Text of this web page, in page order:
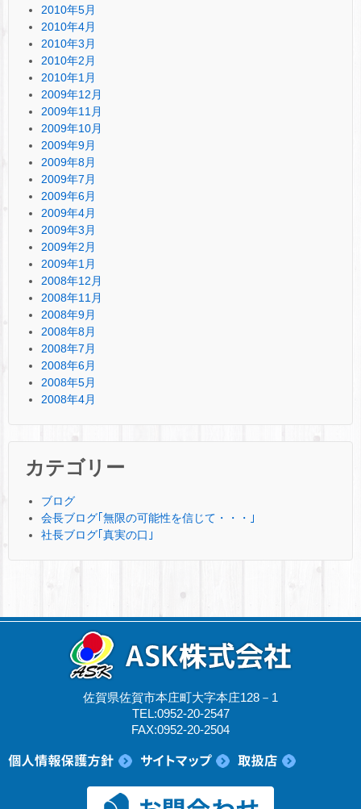
2010年5月
2010年4月
2010年3月
2010年2月
2010年1月
2009年12月
2009年11月
2009年10月
2009年9月
2009年8月
2009年7月
2009年6月
2009年4月
2009年3月
2009年2月
2009年1月
2008年12月
2008年11月
2008年9月
2008年8月
2008年7月
2008年6月
2008年5月
2008年4月
カテゴリー
ブログ
会長ブログ｢無限の可能性を信じて・・・｣
社長ブログ｢真実の口｣
佐賀県佐賀市本庄町大字本庄128－1
TEL:0952-20-2547
FAX:0952-20-2504